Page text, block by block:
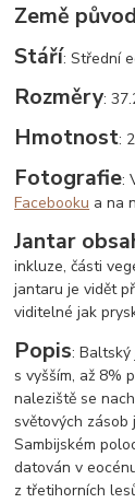
Země
Stáří: Střední
Rozměry:
Hmotnost:
Fotografie:
Facebooku a na
Jantar
inkluze, části
jantaru je vidět
viditelné jak
Popis:
s vyšším, až 8%
naleziště se
světových
Sambijském
datován v
z třetihorních